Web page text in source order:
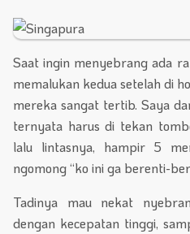
Saat ingin menyebrang ada
memalukan kedua setelah di
mereka sangat tertib. Saya
ternyata harus di tekan
lalu lintasnya, hampir 5
ngomong “ko ini ga berenti-
Tadinya mau nekat
dengan kecepatan tinggi,